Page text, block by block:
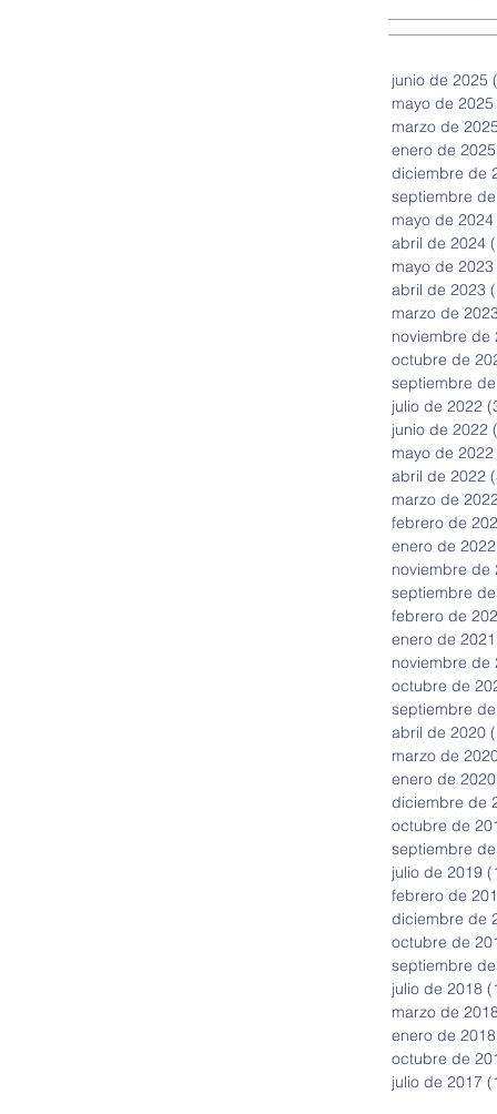
junio de 2025
mayo de 2025
marzo de
enero de 2025
diciembre de
septiembre
mayo de 2024
abril de 2024
mayo de 2023
abril de 2023
marzo de
noviembre de
octubre de
septiembre
julio de 2022
junio de 2022
mayo de 2022
abril de 2022
marzo de
febrero de
enero de 2022
noviembre de
septiembre
febrero de
enero de 2021
noviembre de
octubre de
septiembre
abril de 2020
marzo de
enero de 2020
diciembre de
octubre de
septiembre
julio de 2019
febrero de
diciembre de
octubre de
septiembre
julio de 2018
marzo de
enero de 2018
octubre de
julio de 2017